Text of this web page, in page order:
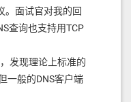
。面试官对我的回
查询也支持用TCP
发现理论上标准的
一般的DNS客户端